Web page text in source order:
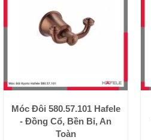
Móc Đôi 580.57.101 Hafele
- Đồng Cổ, Bền Bỉ, An
Toàn